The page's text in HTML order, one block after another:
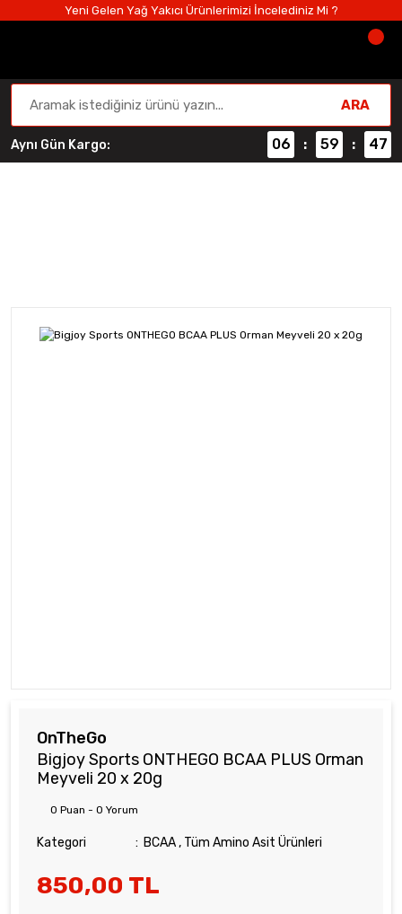
Yeni Gelen Yağ Yakıcı Ürünlerimizi İncelediniz Mi ?
ARA
Aynı Gün Kargo: 06 : 59 : 46
OnTheGo
Bigjoy Sports ONTHEGO BCAA PLUS Orman
Meyveli 20 x 20g
0 Puan - 0 Yorum
Kategori BCAA, Tüm Amino Asit Ürünleri
850,00 TL